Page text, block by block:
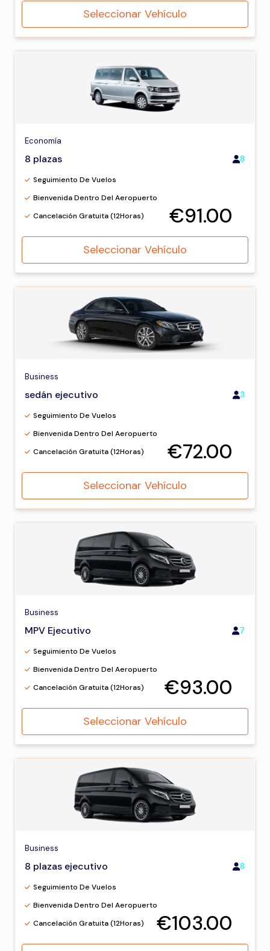
Seleccionar Vehículo
Economía
8 plazas 8
Seguimiento De Vuelos
Bienvenida Dentro Del Aeropuerto
Cancelación Gratuita (12Horas)
€91.00
Seleccionar Vehículo
Business
sedán ejecutivo 3
Seguimiento De Vuelos
Bienvenida Dentro Del Aeropuerto
Cancelación Gratuita (12Horas)
€72.00
Seleccionar Vehículo
Business
MPV Ejecutivo 7
Seguimiento De Vuelos
Bienvenida Dentro Del Aeropuerto
Cancelación Gratuita (12Horas)
€93.00
Seleccionar Vehículo
Business
8 plazas ejecutivo 8
Seguimiento De Vuelos
Bienvenida Dentro Del Aeropuerto
Cancelación Gratuita (12Horas)
€103.00